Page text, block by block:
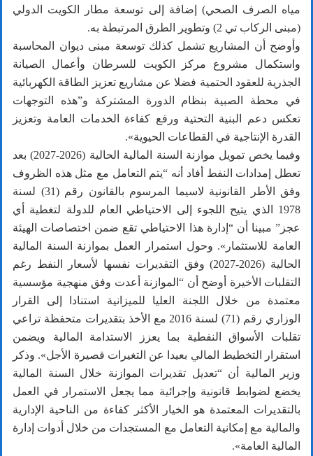
مياه الصرف الصحي) إضافة إلى توسعة مطار الكويت الدولي
(مبنى الركاب تي 2) وتطوير الطرق المرتبطة به.
وأوضح أن المشاريع تشمل كذلك توسعة مبنى ديوان المحاسبة
واستكمال مشروع مركز الكويت للسرطان وأعمال الصيانة
الجذرية للعقود الحتمية فضلا عن مشاريع تعزيز الطاقة الكهربائية
في محطة الصبية بنظام الدورة المشتركة و”هذه التوجهات
تعكس دعم البنية التحتية ورفع كفاءة الخدمات العامة وتعزيز
القدرة الإنتاجية في القطاعات الحيوية».
وفيما يخص تمويل موازنة السنة المالية الحالية (2026-2027) بعد
تعطل إمدادات النفط أفاد أنه “يتم التعامل مع مثل هذه الظروف
وفق الأطر القانونية لاسيما المرسوم بالقانون رقم (31) لسنة
1978 الذي يتيح اللجوء إلى الاحتياطي العام للدولة لتغطية أي
عجز” مبينا أن “إدارة هذا الاحتياطي تقع ضمن اختصاصات الهيئة
العامة للاستثمار». وحول استمرار العمل بموازنة السنة المالية
الحالية (2026-2027) وفق التقديرات نفسها لأسعار النفط رغم
التقلبات الأخيرة أوضح أن “الموازنة أعدت وفق منهجية مؤسسية
معتمدة من خلال اللجنة العليا للميزانية استنادا إلى القرار
الوزاري رقم (71) لسنة 2016 مع الأخذ بتقديرات متحفظة تراعي
تقلبات الأسواق النفطية بما يعزز الاستدامة المالية ويضمن
استقرار التخطيط المالي بعيدا عن التغيرات قصيرة الأجل». وذكر
وزير المالية أن “تعديل تقديرات الموازنة خلال السنة المالية
يخضع لضوابط قانونية وإجرائية مما يجعل الاستمرار في العمل
بالتقديرات المعتمدة هو الخيار الأكثر كفاءة من الناحية الإدارية
والمالية مع إمكانية التعامل مع المستجدات من خلال أدوات إدارة
المالية العامة».